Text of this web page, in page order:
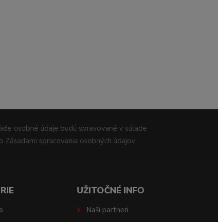
osobné údaje budú spravované v súlade
Zásadami spracovania osobných údajov.
UŽITOČNÉ INFO
Naši partneri